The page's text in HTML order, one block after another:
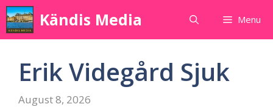
Skip
to
content
Kändis Media Menu
Erik Videgård Sjuk
August 8, 2026